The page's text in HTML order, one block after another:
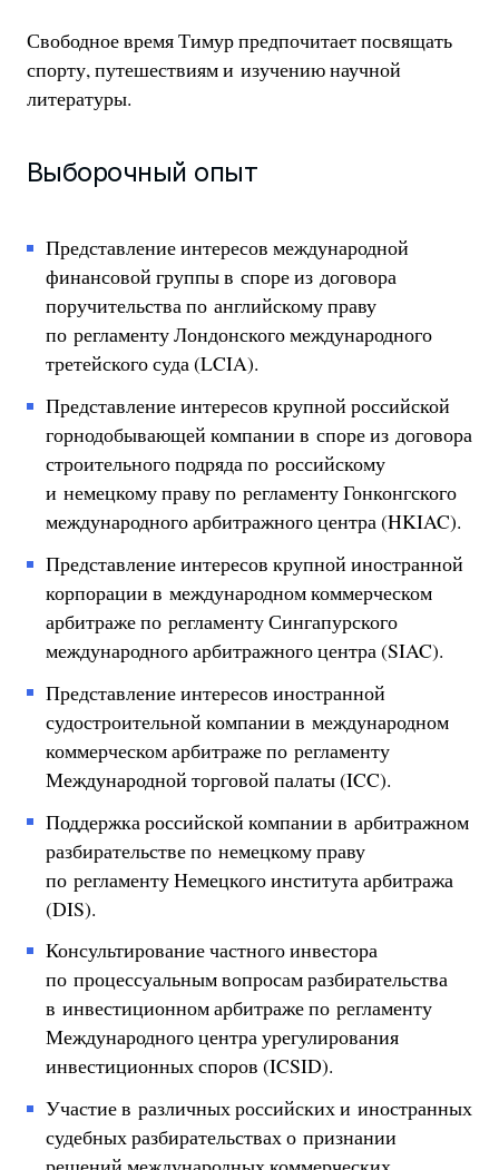
Свободное время Тимур предпочитает посвящать
спорту, путешествиям и изучению научной
литературы.
Выборочный опыт
Представление интересов международной
финансовой группы в споре из договора
поручительства по английскому праву
по регламенту Лондонского международного
третейского суда (LCIA).
Представление интересов крупной российской
горнодобывающей компании в споре из договора
строительного подряда по российскому
и немецкому праву по регламенту Гонконгского
международного арбитражного центра (HKIAC).
Представление интересов крупной иностранной
корпорации в международном коммерческом
арбитраже по регламенту Сингапурского
международного арбитражного центра (SIAC).
Представление интересов иностранной
судостроительной компании в международном
коммерческом арбитраже по регламенту
Международной торговой палаты (ICC).
Поддержка российской компании в арбитражном
разбирательстве по немецкому праву
по регламенту Немецкого института арбитража
(DIS).
Консультирование частного инвестора
по процессуальным вопросам разбирательства
в инвестиционном арбитраже по регламенту
Международного центра урегулирования
инвестиционных споров (ICSID).
Участие в различных российских и иностранных
судебных разбирательствах о признании